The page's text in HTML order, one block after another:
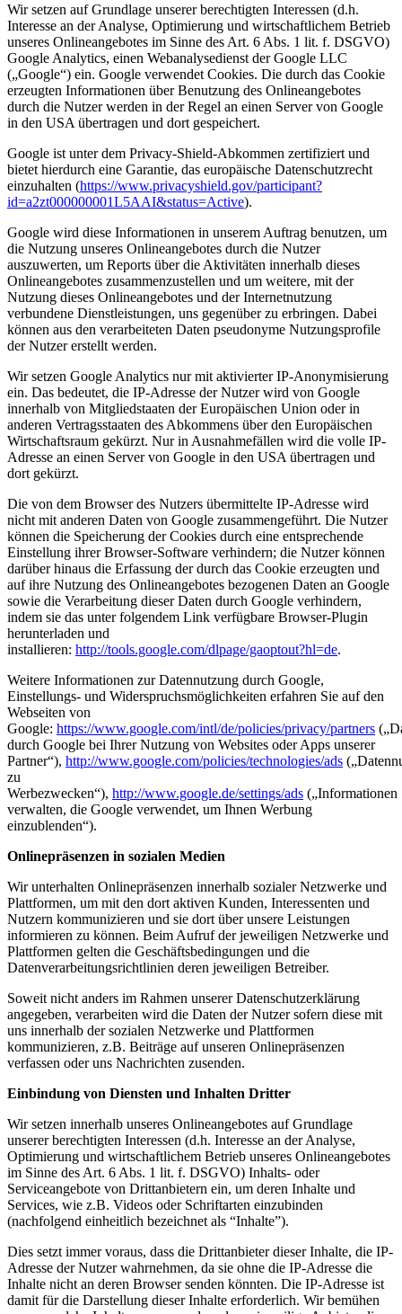
Wir setzen auf Grundlage unserer berechtigten Interessen (d.h.
Interesse an der Analyse, Optimierung und wirtschaftlichem Betrieb
unseres Onlineangebotes im Sinne des Art. 6 Abs. 1 lit. f. DSGVO)
Google Analytics, einen Webanalysedienst der Google LLC
(„Google“) ein. Google verwendet Cookies. Die durch das Cookie
erzeugten Informationen über Benutzung des Onlineangebotes
durch die Nutzer werden in der Regel an einen Server von Google
in den USA übertragen und dort gespeichert.
Google ist unter dem Privacy-Shield-Abkommen zertifiziert und
bietet hierdurch eine Garantie, das europäische Datenschutzrecht
einzuhalten (https://www.privacyshield.gov/participant?
id=a2zt000000001L5AAI&status=Active).
Google wird diese Informationen in unserem Auftrag benutzen, um
die Nutzung unseres Onlineangebotes durch die Nutzer
auszuwerten, um Reports über die Aktivitäten innerhalb dieses
Onlineangebotes zusammenzustellen und um weitere, mit der
Nutzung dieses Onlineangebotes und der Internetnutzung
verbundene Dienstleistungen, uns gegenüber zu erbringen. Dabei
können aus den verarbeiteten Daten pseudonyme Nutzungsprofile
der Nutzer erstellt werden.
Wir setzen Google Analytics nur mit aktivierter IP-Anonymisierung
ein. Das bedeutet, die IP-Adresse der Nutzer wird von Google
innerhalb von Mitgliedstaaten der Europäischen Union oder in
anderen Vertragsstaaten des Abkommens über den Europäischen
Wirtschaftsraum gekürzt. Nur in Ausnahmefällen wird die volle IP-
Adresse an einen Server von Google in den USA übertragen und
dort gekürzt.
Die von dem Browser des Nutzers übermittelte IP-Adresse wird
nicht mit anderen Daten von Google zusammengeführt. Die Nutzer
können die Speicherung der Cookies durch eine entsprechende
Einstellung ihrer Browser-Software verhindern; die Nutzer können
darüber hinaus die Erfassung der durch das Cookie erzeugten und
auf ihre Nutzung des Onlineangebotes bezogenen Daten an Google
sowie die Verarbeitung dieser Daten durch Google verhindern,
indem sie das unter folgendem Link verfügbare Browser-Plugin
herunterladen und
installieren: http://tools.google.com/dlpage/gaoptout?hl=de.
Weitere Informationen zur Datennutzung durch Google,
Einstellungs- und Widerspruchsmöglichkeiten erfahren Sie auf den
Webseiten von
Google: https://www.google.com/intl/de/policies/privacy/partners
durch Google bei Ihrer Nutzung von Websites oder Apps unserer
Partner“), http://www.google.com/policies/technologies/ads
zu
Werbezwecken“), http://www.google.de/settings/ads („Informationen
verwalten, die Google verwendet, um Ihnen Werbung
einzublenden“).
Onlinepräsenzen in sozialen Medien
Wir unterhalten Onlinepräsenzen innerhalb sozialer Netzwerke und
Plattformen, um mit den dort aktiven Kunden, Interessenten und
Nutzern kommunizieren und sie dort über unsere Leistungen
informieren zu können. Beim Aufruf der jeweiligen Netzwerke und
Plattformen gelten die Geschäftsbedingungen und die
Datenverarbeitungsrichtlinien deren jeweiligen Betreiber.
Soweit nicht anders im Rahmen unserer Datenschutzerklärung
angegeben, verarbeiten wird die Daten der Nutzer sofern diese mit
uns innerhalb der sozialen Netzwerke und Plattformen
kommunizieren, z.B. Beiträge auf unseren Onlinepräsenzen
verfassen oder uns Nachrichten zusenden.
Einbindung von Diensten und Inhalten Dritter
Wir setzen innerhalb unseres Onlineangebotes auf Grundlage
unserer berechtigten Interessen (d.h. Interesse an der Analyse,
Optimierung und wirtschaftlichem Betrieb unseres Onlineangebotes
im Sinne des Art. 6 Abs. 1 lit. f. DSGVO) Inhalts- oder
Serviceangebote von Drittanbietern ein, um deren Inhalte und
Services, wie z.B. Videos oder Schriftarten einzubinden
(nachfolgend einheitlich bezeichnet als “Inhalte”).
Dies setzt immer voraus, dass die Drittanbieter dieser Inhalte, die IP-
Adresse der Nutzer wahrnehmen, da sie ohne die IP-Adresse die
Inhalte nicht an deren Browser senden könnten. Die IP-Adresse ist
damit für die Darstellung dieser Inhalte erforderlich. Wir bemühen